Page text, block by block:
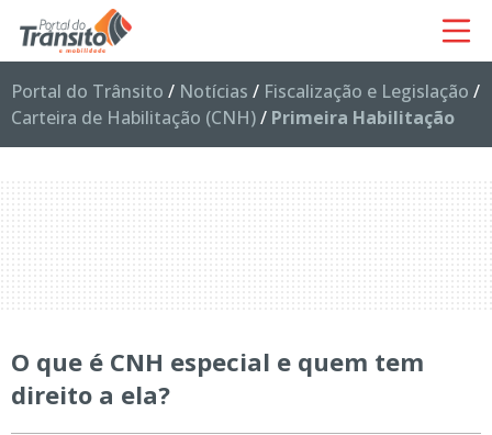
Portal do Trânsito / Notícias / Fiscalização e Legislação /
Carteira de Habilitação (CNH)/ Primeira Habilitação
O que é CNH especial e quem tem
direito a ela?